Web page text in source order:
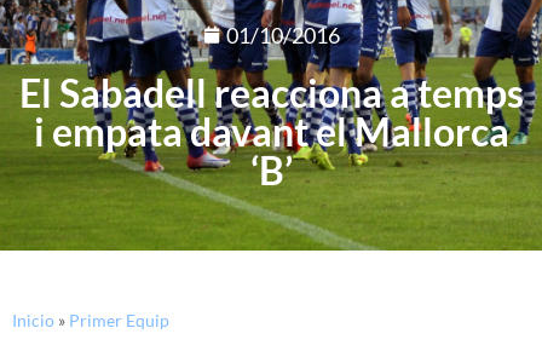
01/10/2016
El Sabadell reacciona a temps
i empata davant el Mallorca
‘B’
Inicio » Primer Equip